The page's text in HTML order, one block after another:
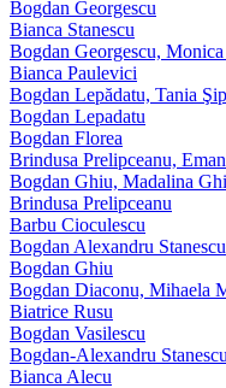
Bogdan Georgescu
Bianca Stanescu
Bogdan Georgescu,
Bianca Paulevici
Bogdan Lepădatu, Tania
Bogdan Lepadatu
Bogdan Florea
Brindusa Prelipceanu,
Bogdan Ghiu, Madalina
Brindusa Prelipceanu
Barbu Cioculescu
Bogdan Alexandru Stanescu
Bogdan Ghiu
Bogdan Diaconu, Mihaela
Biatrice Rusu
Bogdan Vasilescu
Bogdan-Alexandru Stanescu
Bianca Alecu